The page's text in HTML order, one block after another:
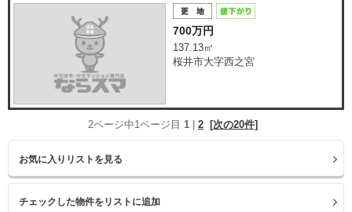
700万円
137.13㎡
桜井市大字西之宮
2ページ中1ページ目 1 2 [次の20件]
お気に入りリストを見る